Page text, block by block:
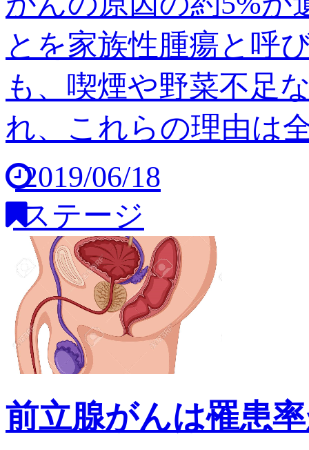
とを家族性腫瘍と呼
も、喫煙や野菜不足
れ、これらの理由は
2019/06/18
ステージ
前立腺がんは罹患